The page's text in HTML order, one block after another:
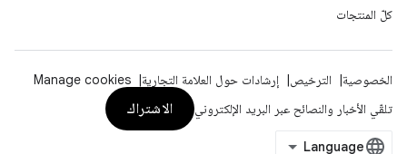
كلّ المنتجات
الخصوصية الترخيص إرشادات حول العلامة التجارية
Manage cookies
تلقّي الأخبار والنصائح عبر البريد الإلكتروني
الاشتراك